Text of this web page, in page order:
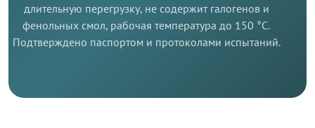
длительную перегрузку, не содержит галогенов и
фенольных смол, рабочая температура до 150 °C.
Подтверждено паспортом и протоколами испытаний.